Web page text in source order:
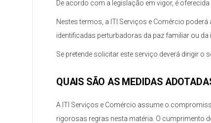
De acordo com a legislação em vigor, é
Nestes termos, a ITI Serviços e Comércio
identificadas perturbadoras da paz familiar ou
Se pretende solicitar este serviço deverá dirigir o
QUAIS SÃO AS MEDIDAS
A ITI Serviços e Comércio assume o
rigorosas regras nesta matéria. O cumprimento